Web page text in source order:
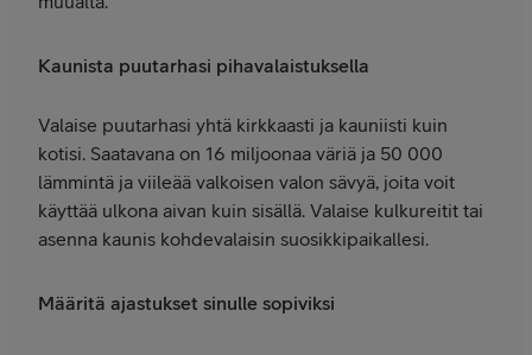
Kaunista puutarhasi pihavalaistuksella
Valaise puutarhasi yhtä kirkkaasti ja kauniisti kuin
kotisi. Saatavana on 16 miljoonaa väriä ja 50 000
lämmintä ja viileää valkoisen valon sävyä, joita voit
käyttää ulkona aivan kuin sisällä. Valaise kulkureitit tai
asenna kaunis kohdevalaisin suosikkipaikallesi.
Määritä ajastukset sinulle sopiviksi